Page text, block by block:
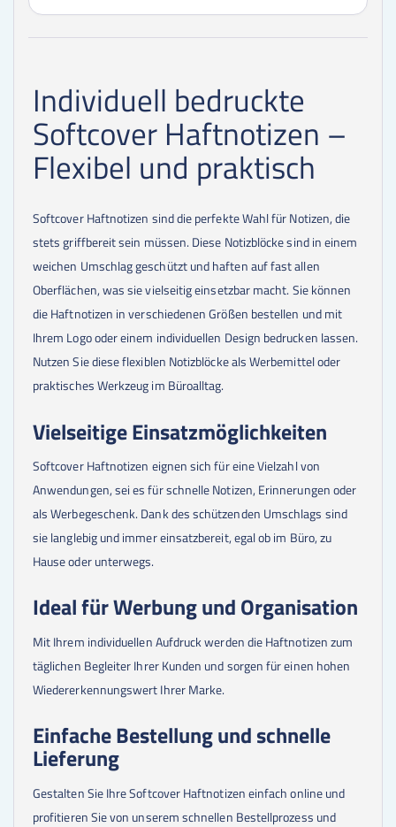
10000Stk. 1,16 €
Individuell bedruckte
Softcover Haftnotizen –
Flexibel und praktisch
Softcover Haftnotizen sind die perfekte Wahl für Notizen, die
stets griffbereit sein müssen. Diese Notizblöcke sind in einem
weichen Umschlag geschützt und haften auf fast allen
Oberflächen, was sie vielseitig einsetzbar macht. Sie können
die Haftnotizen in verschiedenen Größen bestellen und mit
Ihrem Logo oder einem individuellen Design bedrucken lassen.
Nutzen Sie diese flexiblen Notizblöcke als Werbemittel oder
praktisches Werkzeug im Büroalltag.
Vielseitige Einsatzmöglichkeiten
Softcover Haftnotizen eignen sich für eine Vielzahl von
Anwendungen, sei es für schnelle Notizen, Erinnerungen oder
als Werbegeschenk. Dank des schützenden Umschlags sind
sie langlebig und immer einsatzbereit, egal ob im Büro, zu
Hause oder unterwegs.
Ideal für Werbung und Organisation
Mit Ihrem individuellen Aufdruck werden die Haftnotizen zum
täglichen Begleiter Ihrer Kunden und sorgen für einen hohen
Wiedererkennungswert Ihrer Marke.
Einfache Bestellung und schnelle
Lieferung
Gestalten Sie Ihre Softcover Haftnotizen einfach online und
profitieren Sie von unserem schnellen Bestellprozess und